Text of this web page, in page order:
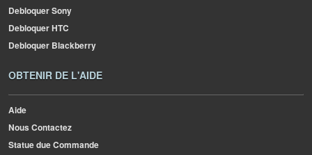
Debloquer Sony
Debloquer HTC
Debloquer Blackberry
OBTENIR DE L'AIDE
Aide
Nous Contactez
Statue due Commande